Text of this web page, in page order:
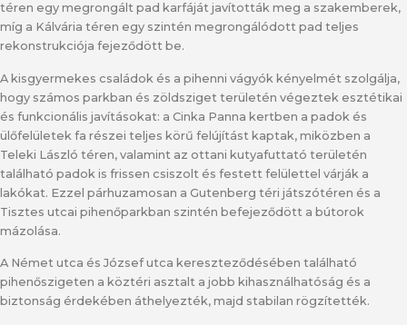
téren egy megrongált pad karfáját javították meg a szakemberek,
míg a Kálvária téren egy szintén megrongálódott pad teljes
rekonstrukciója fejeződött be.
A kisgyermekes családok és a pihenni vágyók kényelmét szolgálja,
hogy számos parkban és zöldsziget területén végeztek esztétikai
és funkcionális javításokat: a Cinka Panna kertben a padok és
ülőfelületek fa részei teljes körű felújítást kaptak, miközben a
Teleki László téren, valamint az ottani kutyafuttató területén
található padok is frissen csiszolt és festett felülettel várják a
lakókat. Ezzel párhuzamosan a Gutenberg téri játszótéren és a
Tisztes utcai pihenőparkban szintén befejeződött a bútorok
mázolása.
A Német utca és József utca kereszteződésében található
pihenőszigeten a köztéri asztalt a jobb kihasználhatóság és a
biztonság érdekében áthelyezték, majd stabilan rögzítették.